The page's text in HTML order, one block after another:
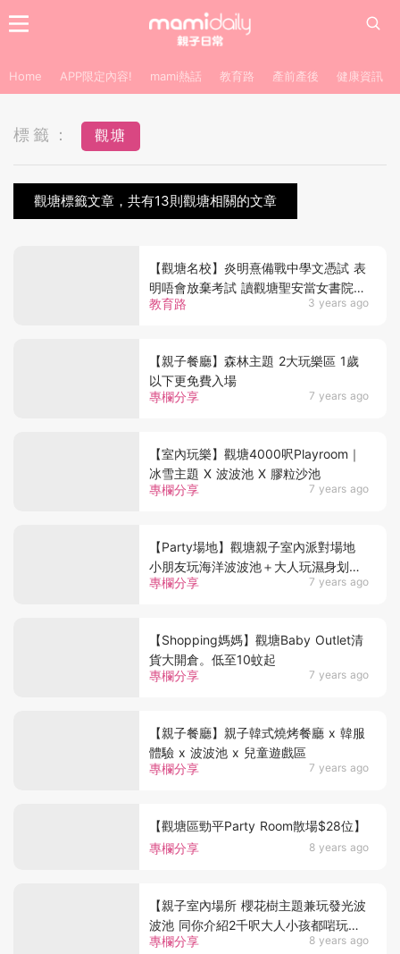
Home APP限定內容! mami熱話 教育路 產前產後 健康資訊
標籤： 觀塘
觀塘標籤文章，共有13則觀塘相關的文章
教育路 3 years ago
【觀塘名校】炎明熹備戰中學文憑試 表
明唔會放棄考試 讀觀塘聖安當女書院
同區盛產女校！
專欄分享 7 years ago
【親子餐廳】森林主題 2大玩樂區 1歲
以下更免費入場
專欄分享 7 years ago
【室內玩樂】觀塘4000呎Playroom｜
冰雪主題 X 波波池 X 膠粒沙池
專欄分享 7 years ago
【Party場地】觀塘親子室內派對場地
小朋友玩海洋波波池＋大人玩濕身划艇
機
專欄分享 7 years ago
【Shopping媽媽】觀塘Baby Outlet清
貨大開倉。低至10蚊起
專欄分享 7 years ago
【親子餐廳】親子韓式燒烤餐廳 x 韓服
體驗 x 波波池 x 兒童遊戲區
專欄分享 8 years ago
【觀塘區勁平Party Room散場$28位】
專欄分享 8 years ago
【親子室內場所 櫻花樹主題兼玩發光波
波池 同你介紹2千呎大人小孩都啱玩嘅
派對場所】